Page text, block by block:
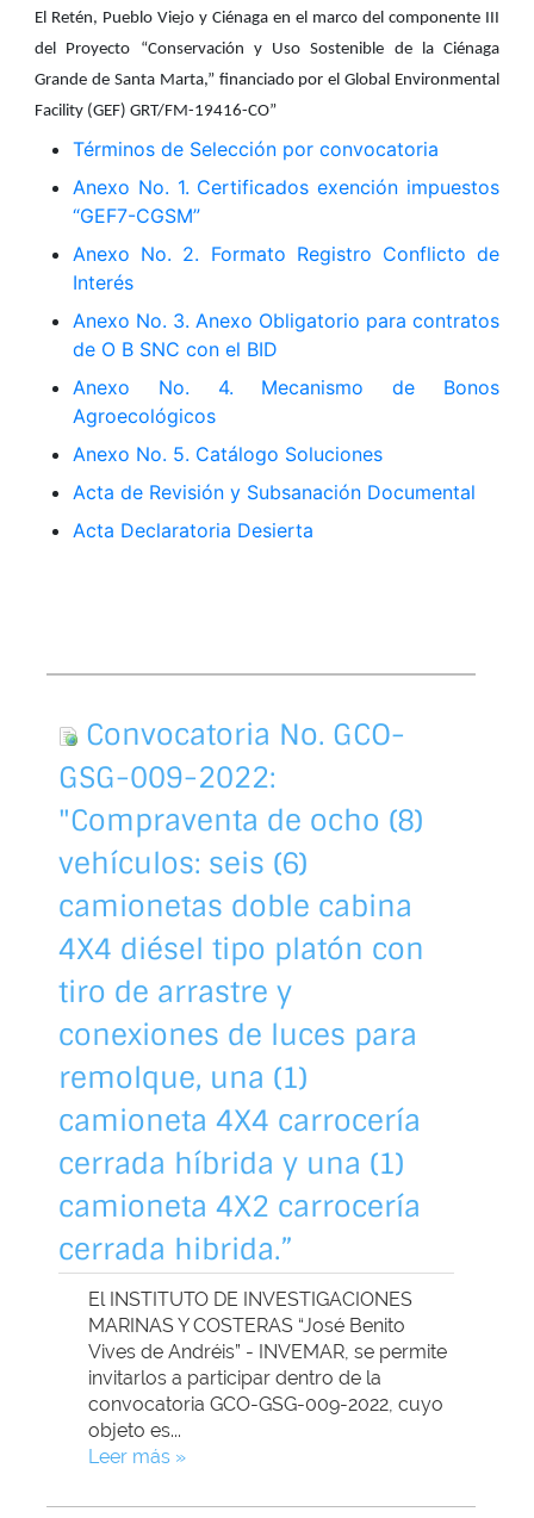
El Retén, Pueblo Viejo y Ciénaga en el marco del componente III
del Proyecto “Conservación y Uso Sostenible de la Ciénaga
Grande de Santa Marta,” financiado por el Global Environmental
Facility (GEF) GRT/FM-19416-CO”
Términos de Selección por convocatoria
Anexo No. 1. Certificados exención impuestos
“GEF7-CGSM”
Anexo No. 2. Formato Registro Conflicto de
Interés
Anexo No. 3. Anexo Obligatorio para contratos
de O B SNC con el BID
Anexo No. 4. Mecanismo de Bonos
Agroecológicos
Anexo No. 5. Catálogo Soluciones
Acta de Revisión y Subsanación Documental
Acta Declaratoria Desierta